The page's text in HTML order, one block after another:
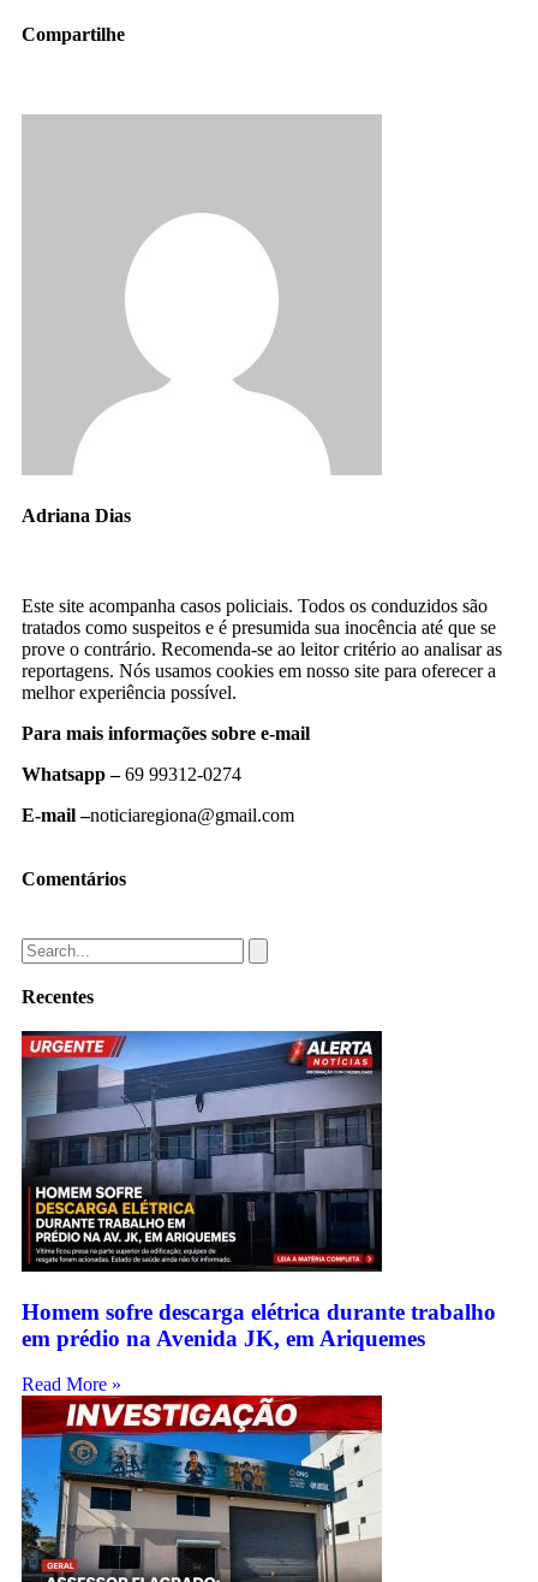
Compartilhe
Adriana Dias
Este site acompanha casos policiais. Todos os conduzidos são
tratados como suspeitos e é presumida sua inocência até que se
prove o contrário. Recomenda-se ao leitor critério ao analisar as
reportagens. Nós usamos cookies em nosso site para oferecer a
melhor experiência possível.
Para mais informações sobre e-mail
Whatsapp –69 99312-0274
E-mail –noticiaregiona@gmail.com
Comentários
Recentes
Homem sofre descarga elétrica durante trabalho
em prédio na Avenida JK, em Ariquemes
Read More »